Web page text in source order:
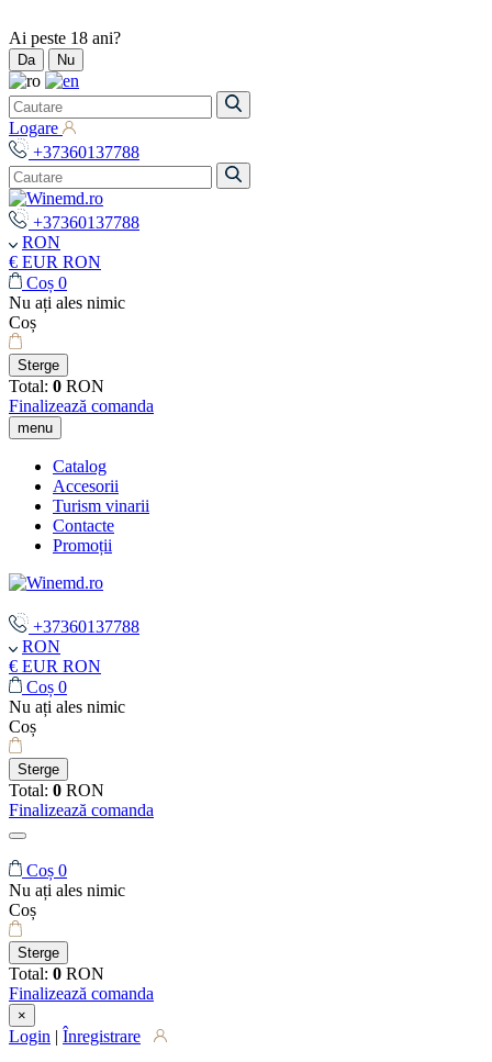
Ai peste 18 ani?
Da Nu
Logare
+37360137788
+37360137788
RON
€ EUR RON
Coș 0
Nu ați ales nimic
Coș
Sterge
Total: 0 RON
Finalizează comanda
menu
Catalog
Accesorii
Turism vinarii
Contacte
Promoții
+37360137788
RON
€ EUR RON
Coș 0
Nu ați ales nimic
Coș
Sterge
Total: 0 RON
Finalizează comanda
Coș 0
Nu ați ales nimic
Coș
Sterge
Total: 0 RON
Finalizează comanda
×
Login | Înregistrare